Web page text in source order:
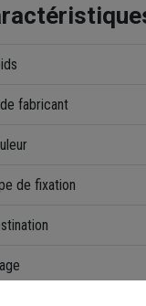
fabricant
de fixation